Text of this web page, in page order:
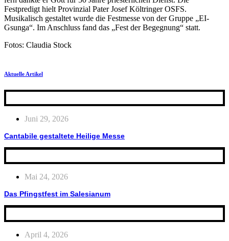
Festpredigt hielt Provinzial Pater Josef Költringer OSFS.
Musikalisch gestaltet wurde die Festmesse von der Gruppe „EI-
Gsunga“. Im Anschluss fand das „Fest der Begegnung“ statt.
Fotos: Claudia Stock
Aktuelle Artikel
Juni 29, 2026
Cantabile gestaltete Heilige Messe
Mai 24, 2026
Das Pfingstfest im Salesianum
April 4, 2026